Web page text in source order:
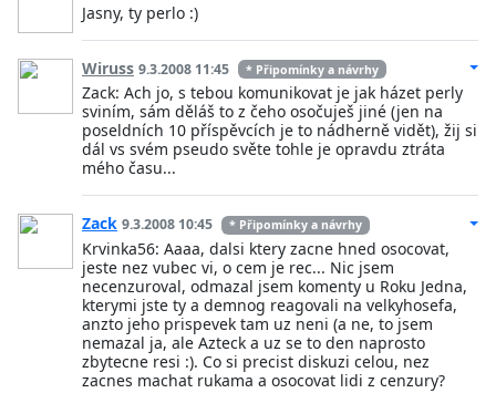
Jasny, ty perlo :)
Wiruss 9.3.2008 11:45 * Připomínky a návrhy
Zack: Ach jo, s tebou komunikovat je jak házet perly
sviním, sám děláš to z čeho osočuješ jiné (jen na
poseldních 10 příspěvcích je to nádherně vidět), žij si
dál vs svém pseudo světe tohle je opravdu ztráta
mého času...
Zack 9.3.2008 10:45 * Připomínky a návrhy
Krvinka56: Aaaa, dalsi ktery zacne hned osocovat,
jeste nez vubec vi, o cem je rec... Nic jsem
necenzuroval, odmazal jsem komenty u Roku Jedna,
kterymi jste ty a demnog reagovali na velkyhosefa,
anzto jeho prispevek tam uz neni (a ne, to jsem
nemazal ja, ale Azteck a uz se to den naprosto
zbytecne resi :). Co si precist diskuzi celou, nez
zacnes machat rukama a osocovat lidi z cenzury?